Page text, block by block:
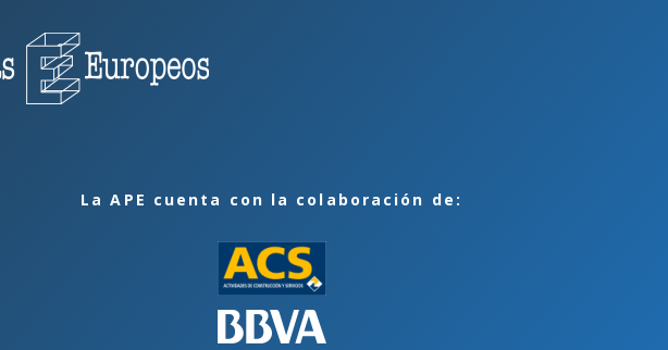
La APE cuenta con la colaboración de: